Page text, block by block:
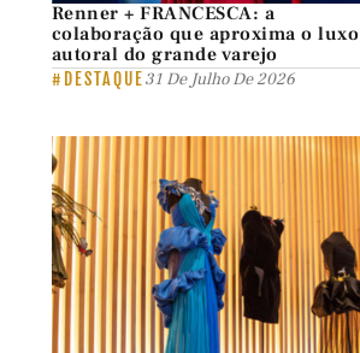
Renner + FRANCESCA: a
colaboração que aproxima o luxo
autoral do grande varejo
#DESTAQUE31 De Julho De 2026